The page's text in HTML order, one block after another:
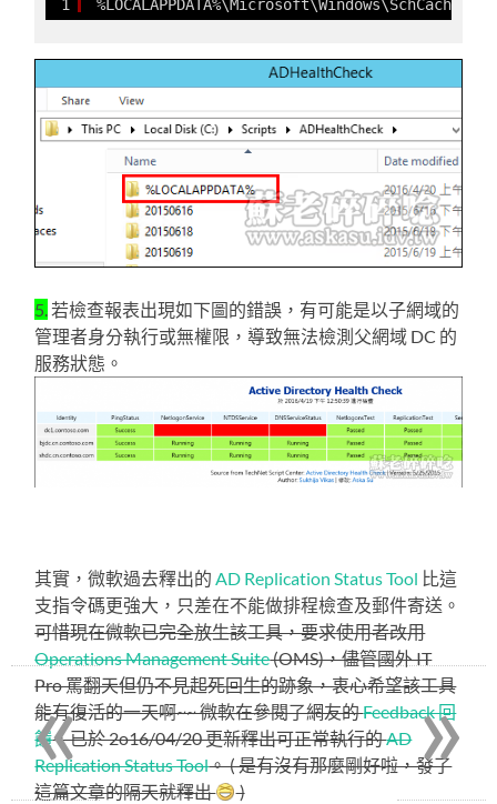
1
5.若檢查報表出現如下圖的錯誤，有可能是以子網域的
管理者身分執行或無權限，導致無法檢測父網域 DC 的
服務狀態。
其實，微軟過去釋出的AD Replication Status Tool 比這
支指令碼更強大，只差在不能做排程檢查及郵件寄送。
可惜現在微軟已完全放生該工具，要求使用者改用
Operations Management Suite(OMS)，儘管國外 IT
Pro 罵翻天但仍不見起死回生的跡象，衷心希望該工具
能有復活的一天啊~~ 微軟在參閱了網友的Feedback 回
饋，已於 2o16/04/20 更新釋出可正常執行的AD
Replication Status Tool。 ( 是有沒有那麼剛好啦，發了
這篇文章的隔天就釋出
)
»
«